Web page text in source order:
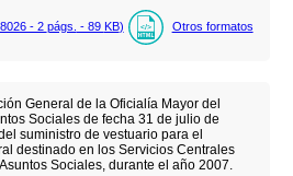
- 2 págs. - 89 KB) Otros formatos
General de la Oficialía Mayor del
Sociales de fecha 31 de julio de
suministro de vestuario para el
destinado en los Servicios Centrales
Sociales, durante el año 2007.